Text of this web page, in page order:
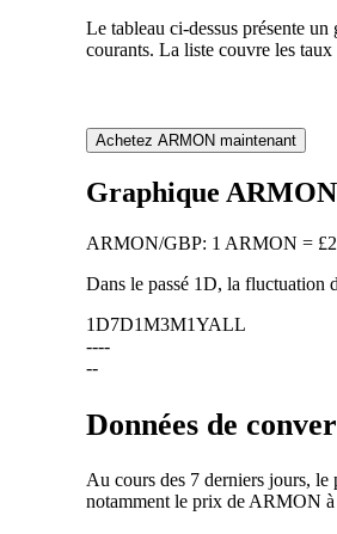
Le tableau ci-dessus présente
courants. La liste couvre les
Achetez ARMON maintenant
Graphique
ARMON/GBP: 1 ARMON =
Dans le passé 1D, la fluctuation
1D7D1M3M1YALL
----
--
Données de
Au cours des 7 derniers jours,
notamment le prix de ARMON à